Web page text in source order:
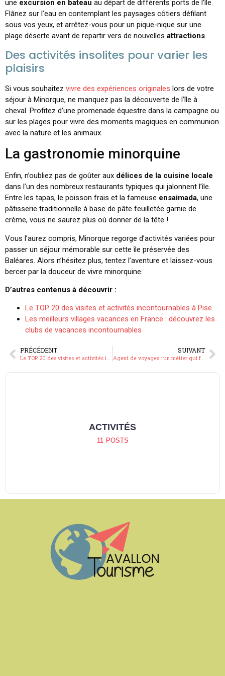
une excursion en bateau au départ de différents ports de l’île.
Flânez sur l’eau en contemplant les paysages côtiers défilant
sous vos yeux, et arrêtez-vous pour un pique-nique sur une
plage déserte avant de repartir vers de nouvelles attractions.
Des activités insolites pour varier les
plaisirs
Si vous souhaitez vivre des expériences originales lors de votre
séjour à Minorque, ne manquez pas la découverte de l’île à
cheval. Profitez d’une promenade équestre dans la campagne ou
sur les plages pour vivre des moments magiques en communion
avec la nature et les animaux.
La gastronomie minorquine
Enfin, n’oubliez pas de goûter aux délices de la cuisine locale
dans l’un des nombreux restaurants typiques qui jalonnent l’île.
Entre les tapas, le poisson frais et la fameuse ensaimada, une
pâtisserie traditionnelle à base de pâte feuilletée garnie de
crème, vous ne saurez plus où donner de la tête !
Vous l’aurez compris, Minorque regorge d’activités variées pour
passer un séjour mémorable sur cette île préservée des
Baléares. Alors n’hésitez plus, tentez l’aventure et laissez-vous
bercer par la douceur de vivre minorquine.
D’autres contenus à découvrir :
Le TOP 20 des visites et activités incontournables à Pise
Les meilleurs villages vacances en France : découvrez les
clubs de vacances incontournables
PRÉCÉDENT
Le TOP 20 des visites et activités incontournables a Pise
SUIVANT
Agent de voyages : un métier qui fait toujours rêver